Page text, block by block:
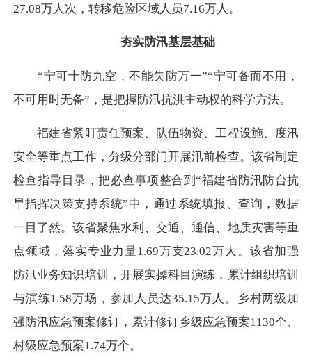
27.08万人次，转移危险区域人员7.16万人。
夯实防汛基层基础
“宁可十防九空，不能失防万一”“宁可备而不用，
不可用时无备”，是把握防汛抗洪主动权的科学方法。
福建省紧盯责任预案、队伍物资、工程设施、度汛
安全等重点工作，分级分部门开展汛前检查。该省制定
检查指导目录，把必查事项整合到“福建省防汛防台抗
旱指挥决策支持系统”中，通过系统填报、查询，数据
一目了然。该省聚焦水利、交通、通信、地质灾害等重
点领域，落实专业力量1.69万支23.02万人。该省加强
防汛业务知识培训，开展实操科目演练，累计组织培训
与演练1.58万场，参加人员达35.15万人。乡村两级加
强防汛应急预案修订，累计修订乡级应急预案1130个、
村级应急预案1.74万个。